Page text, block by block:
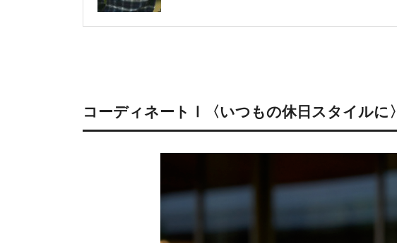
コーディネートⅠ〈いつもの休日スタイルに〉